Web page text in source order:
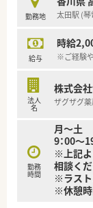
■就業時
■小児科
勤務地 太田駅 (
給与
時給
※ご経験
法人
名
株式会
ザグザグ
勤務
時間
月～土
9：00～
※上記よ
相談く
※ラスト
※休憩